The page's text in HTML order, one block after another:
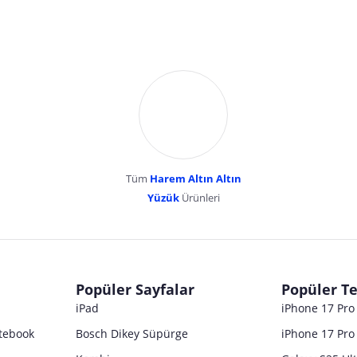
YENİBOSNA MERKEZ MAH LADİN SOK
Tüm Harem Altın Altın
YüzükÜrünleri
Popüler Sayfalar
iPad
Bosch Dikey Süpürge
Popüler
iPhone 17
iPhone 17 Pro